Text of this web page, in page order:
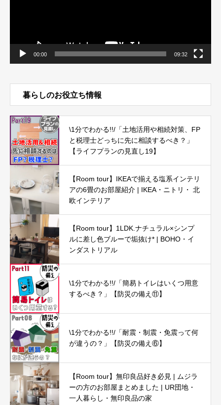
00:00 09:32
暮らしのお役立ち情報
\1分でわかる!!/「土地活用や相続対策、FP
と税理士どっちに先に相談するべき？」
【ライフプランの見直し19】
【Room tour】IKEAで揃える塩系インテリ
アの6畳のお部屋紹介 | IKEA・ニトリ・ 北
欧インテリア
【Room tour】1LDK.ナチュラル×シンプ
ルに差し色ブルーで垢抜け* | BOHO・イ
ンダストリアル
\1分でわかる!!/「簡易トイレはいくつ用意
するべき？」【防災の備え⑪】
\1分でわかる!!/「耐震・制震・免震って何
が違うの？」【防災の備え⑥】
【Room tour】無印良品好き必見 | ムジラ
ーの方のお部屋まとめました | UR団地・
一人暮らし・無印良品の家